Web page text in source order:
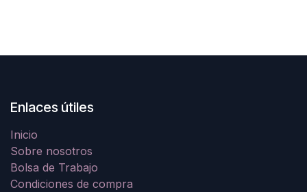
Enlaces útiles
Inicio
Sobre nosotros
Bolsa de Trabajo
Condiciones de compra